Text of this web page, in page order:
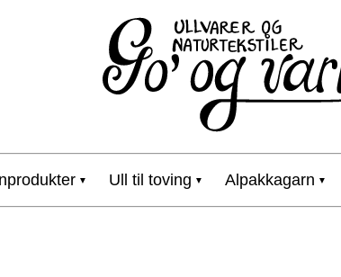
Ull til toving Alpakkagarn